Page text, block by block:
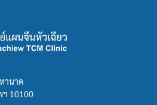
านาค
ฯ 10100